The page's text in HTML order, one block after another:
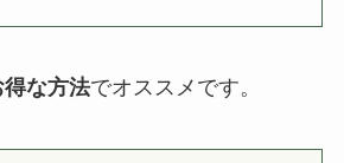
な方法でオススメです。